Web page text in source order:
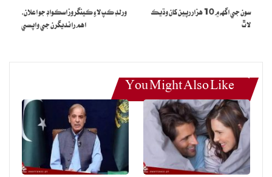
ڌرڻي جي اڳواڻي ڪندڙ وڪيل عبدالغني بجاراڻي جو چوڻ هو ته اسان جا
سون جي اگهه ۾ 10 هزار رپين کان وڌيڪ
لاٿ
ورلڊ ڪپ لاءِ ڪينگروز اسڪواڊ جو اعلان،
اهم رانديگرن جي واپسي
You Might Also Like